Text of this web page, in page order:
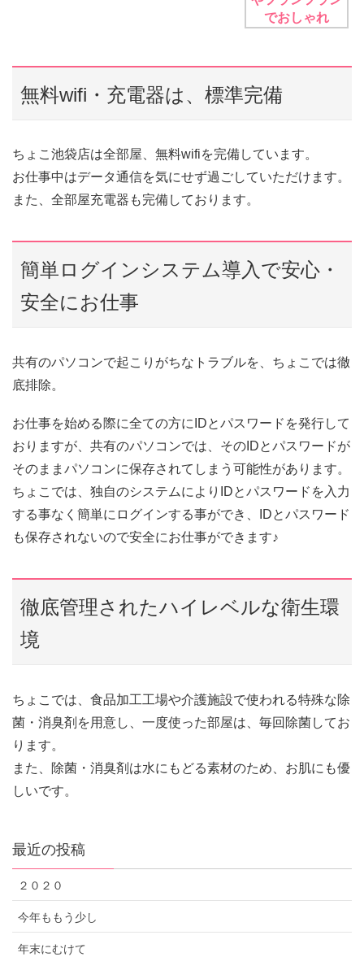
無料wifi・充電器は、標準完備
ちょこ池袋店は全部屋、無料wifiを完備しています。
お仕事中はデータ通信を気にせず過ごしていただけます。
また、全部屋充電器も完備しております。
簡単ログインシステム導入で安心・
安全にお仕事
共有のパソコンで起こりがちなトラブルを、ちょこでは徹
底排除。
お仕事を始める際に全ての方にIDとパスワードを発行して
おりますが、共有のパソコンでは、そのIDとパスワードが
そのままパソコンに保存されてしまう可能性があります。
ちょこでは、独自のシステムによりIDとパスワードを入力
する事なく簡単にログインする事ができ、IDとパスワード
も保存されないので安全にお仕事ができます♪
徹底管理されたハイレベルな衛生環
境
ちょこでは、食品加工工場や介護施設で使われる特殊な除
菌・消臭剤を用意し、一度使った部屋は、毎回除菌してお
ります。
また、除菌・消臭剤は水にもどる素材のため、お肌にも優
しいです。
最近の投稿
２０２０
今年ももう少し
年末にむけて